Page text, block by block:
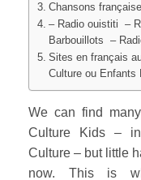
Chansons
– Radio ouistiti –
Barbouillots –
Sites en français
Culture ou Enfants
We can find
Culture Kids –
Culture – but little
now. This is